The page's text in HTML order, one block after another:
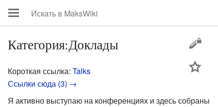
Категория:Доклады
Короткая ссылка: Talks
Ссылки сюда (3) →
Я активно выступаю на конференциях и здесь собраны